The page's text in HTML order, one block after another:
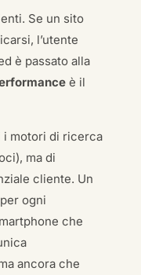
Se un sito
l’utente
è passato alla
è il
i motori di ricerca
ma di
cliente. Un
ogni
che
ancora che